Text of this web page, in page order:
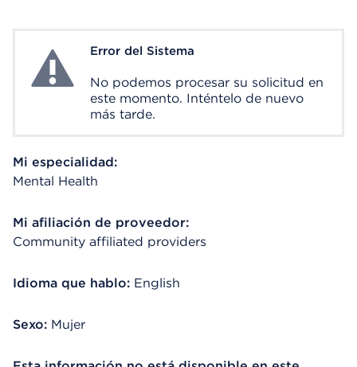
System ErrorError del Sistema
No podemos procesar su solicitud en
este momento. Inténtelo de nuevo
más tarde.
Mi especialidad:
Mental Health
Mi afiliación de proveedor:
Community affiliated providers
Idioma que hablo: English
Sexo: Mujer